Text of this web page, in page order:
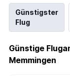
Günstigster
Flug
Günstige
Memmingen